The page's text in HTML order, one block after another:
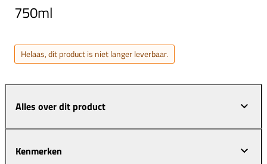
750ml
Helaas, dit product is niet langer leverbaar.
Alles over dit product
Kenmerken